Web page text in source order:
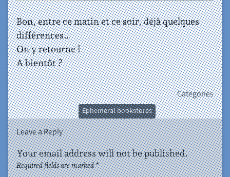
Bon, entre ce matin et ce soir, déjà quelques
différences…
On y retourne !
A bientôt ?
Categories
Ephemeral bookstores
Leave a Reply
Your email address will not be published.
Required fields are marked*